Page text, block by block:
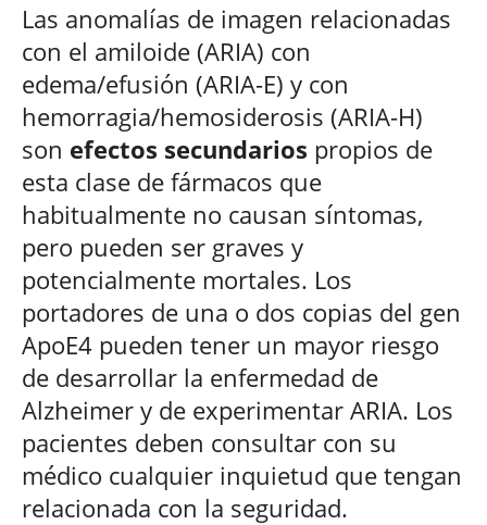
Las anomalías de imagen relacionadas
con el amiloide (ARIA) con
edema/efusión (ARIA-E) y con
hemorragia/hemosiderosis (ARIA-H)
son efectos secundarios propios de
esta clase de fármacos que
habitualmente no causan síntomas,
pero pueden ser graves y
potencialmente mortales. Los
portadores de una o dos copias del gen
ApoE4 pueden tener un mayor riesgo
de desarrollar la enfermedad de
Alzheimer y de experimentar ARIA. Los
pacientes deben consultar con su
médico cualquier inquietud que tengan
relacionada con la seguridad.